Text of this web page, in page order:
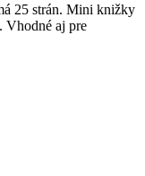
25 strán. Mini knižky
Vhodné aj pre